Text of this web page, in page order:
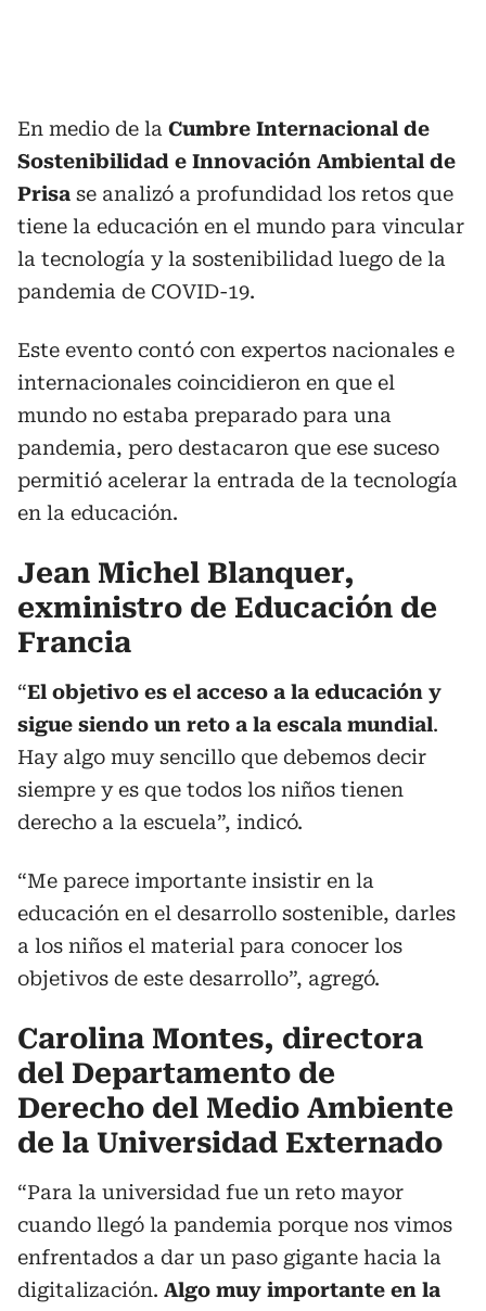
En medio de la Cumbre Internacional de
Sostenibilidad e Innovación Ambiental de
Prisa se analizó a profundidad los retos que
tiene la educación en el mundo para vincular
la tecnología y la sostenibilidad luego de la
pandemia de COVID-19.
Este evento contó con expertos nacionales e
internacionales coincidieron en que el
mundo no estaba preparado para una
pandemia, pero destacaron que ese suceso
permitió acelerar la entrada de la tecnología
en la educación.
Jean Michel Blanquer,
exministro de Educación de
Francia
“El objetivo es el acceso a la educación y
sigue siendo un reto a la escala mundial.
Hay algo muy sencillo que debemos decir
siempre y es que todos los niños tienen
derecho a la escuela”, indicó.
“Me parece importante insistir en la
educación en el desarrollo sostenible, darles
a los niños el material para conocer los
objetivos de este desarrollo”, agregó.
Carolina Montes, directora
del Departamento de
Derecho del Medio Ambiente
de la Universidad Externado
“Para la universidad fue un reto mayor
cuando llegó la pandemia porque nos vimos
enfrentados a dar un paso gigante hacia la
digitalización. Algo muy importante en la